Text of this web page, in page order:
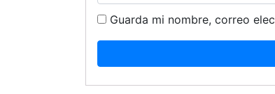
Guarda mi nombre, correo